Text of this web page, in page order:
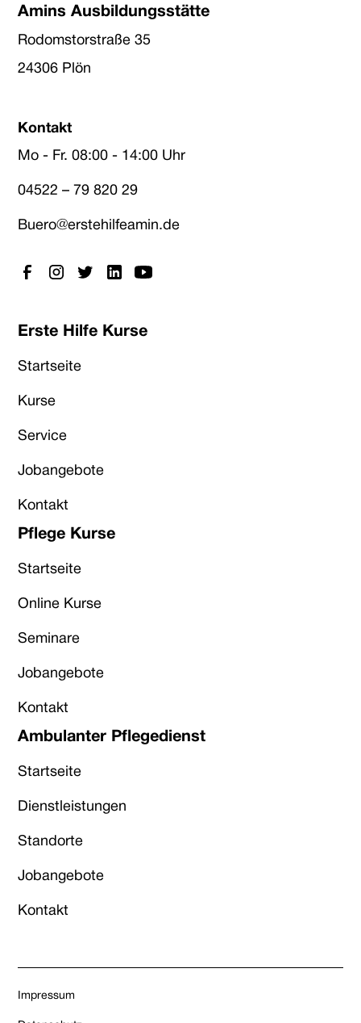
Amins Ausbildungsstätte
Rodomstorstraße 35
24306 Plön
Kontakt
Mo - Fr. 08:00 - 14:00 Uhr
04522 – 79 820 29
Buero@erstehilfeamin.de
Erste Hilfe Kurse
Startseite
Kurse
Service
Jobangebote
Kontakt
Pflege Kurse
Startseite
Online Kurse
Seminare
Jobangebote
Kontakt
Ambulanter Pflegedienst
Startseite
Dienstleistungen
Standorte
Jobangebote
Kontakt
Impressum